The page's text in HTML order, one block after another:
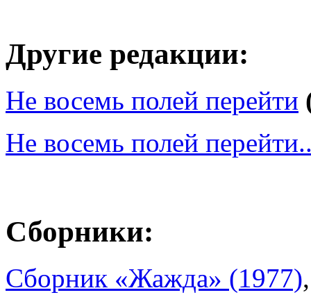
Другие редакции:
Не восемь полей перейти
Не восемь полей
Сборники:
Сборник «Жажда» (1977)